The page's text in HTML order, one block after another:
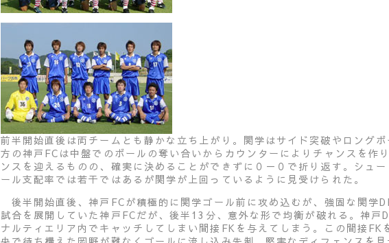
前半開始直後は両チームとも静かな立ち上がり。関学はサイド突破やロング
方の神戸FCは中盤でのボールの奪い合いからカウンターによりチャンスを作
ンスを迎えるものの、確実に決めることができずに０－０で折り返す。シュ
ール支配率では若干ではあるが関学が上回っているように見受けられた。
後半開始直後、神戸FCが積極的に関学ゴール前に攻め込むが、強固な関学
試合を展開していた神戸FCだが、後半13分、意外な形で均衡が破れる。神戸
ナルティエリア内でキャッチしてしまい間接FKを与えてしまう。この間接FK